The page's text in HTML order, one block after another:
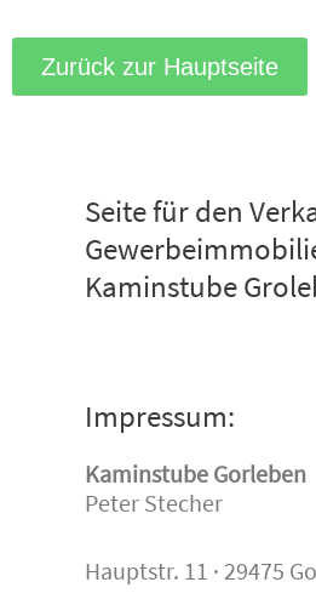
Inhalt
Zurück zur Hauptseite
Seite für den
Kaminstube
Impressum:
Kaminstube Gorleben
Peter Stecher
Hauptstr. 11 · 29475